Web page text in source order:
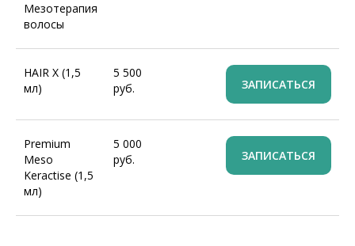
Мезотерапия
волосы
HAIR X (1,5
мл)
5 500
руб.
ЗАПИСАТЬСЯ
Premium
Meso
Keractise (1,5
мл)
5 000
руб.
ЗАПИСАТЬСЯ